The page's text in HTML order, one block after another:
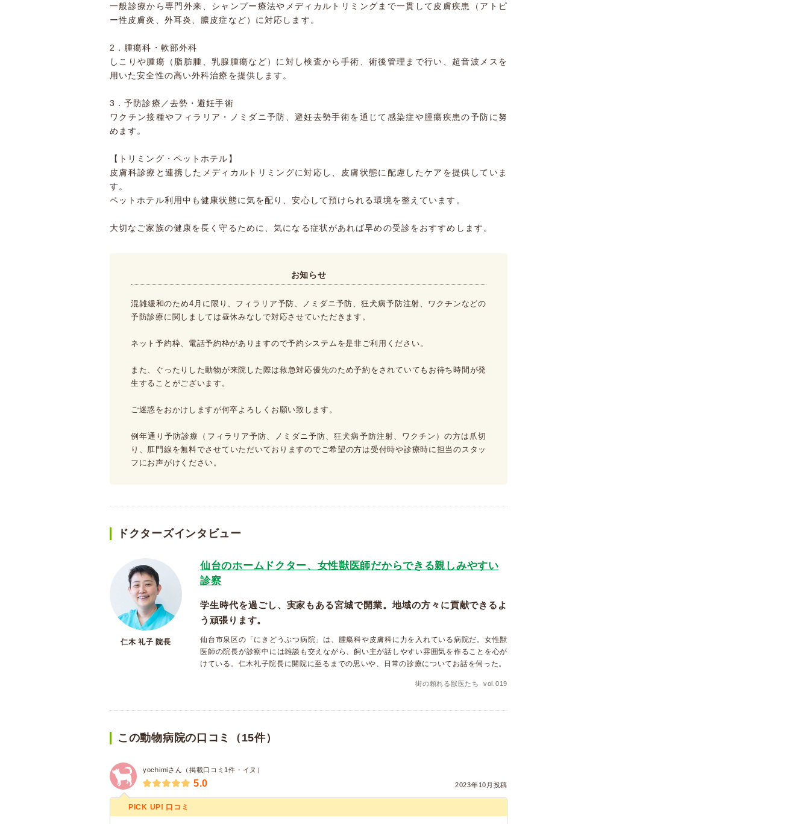
一般診療から専門外来、シャンプー療法やメディカルトリミングまで一貫して皮膚疾患（アトピ
ー性皮膚炎、外耳炎、膿皮症など）に対応します。
2．腫瘍科・軟部外科
しこりや腫瘍（脂肪腫、乳腺腫瘍など）に対し検査から手術、術後管理まで行い、超音波メスを
用いた安全性の高い外科治療を提供します。
3．予防診療／去勢・避妊手術
ワクチン接種やフィラリア・ノミダニ予防、避妊去勢手術を通じて感染症や腫瘍疾患の予防に努
めます。
【トリミング・ペットホテル】
皮膚科診療と連携したメディカルトリミングに対応し、皮膚状態に配慮したケアを提供していま
す。
ペットホテル利用中も健康状態に気を配り、安心して預けられる環境を整えています。
大切なご家族の健康を長く守るために、気になる症状があれば早めの受診をおすすめします。
お知らせ
混雑緩和のため4月に限り、フィラリア予防、ノミダニ予防、狂犬病予防注射、ワクチンなどの
予防診療に関しましては昼休みなしで対応させていただきます。
ネット予約枠、電話予約枠がありますので予約システムを是非ご利用ください。
また、ぐったりした動物が来院した際は救急対応優先のため予約をされていてもお待ち時間が発
生することがございます。
ご迷惑をおかけしますが何卒よろしくお願い致します。
例年通り予防診療（フィラリア予防、ノミダニ予防、狂犬病予防注射、ワクチン）の方は爪切
り、肛門線を無料でさせていただいておりますのでご希望の方は受付時や診療時に担当のスタッ
フにお声がけください。
ドクターズインタビュー
仁木 礼子 院長
仙台のホームドクター、女性獣医師だからできる親しみやすい
診察
学生時代を過ごし、実家もある宮城で開業。地域の方々に貢献できるよ
う頑張ります。
仙台市泉区の「にきどうぶつ病院」は、腫瘍科や皮膚科に力を入れている病院だ。女性獣
医師の院長が診察中には雑談も交えながら、飼い主が話しやすい雰囲気を作ることを心が
けている。仁木礼子院長に開院に至るまでの思いや、日常の診療についてお話を伺った。
街の頼れる獣医たち vol.019
この動物病院の口コミ（15件）
yochimiさん（掲載口コミ1件・イヌ）
2023年10月投稿
5.0
PICK UP! 口コミ